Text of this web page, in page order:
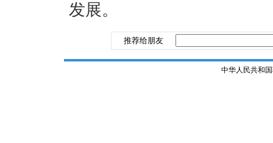
发展。
推荐给朋友
中华人民共和